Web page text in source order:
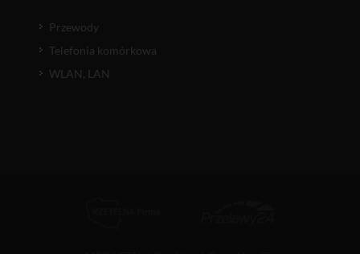
Przewody
Telefonia komórkowa
WLAN, LAN